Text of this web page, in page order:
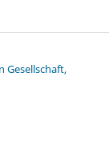
Gesellschaft,